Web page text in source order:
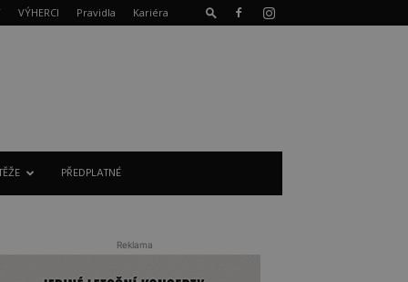
VÝHERCI Pravidla Kariéra
PŘEDPLATNÉ
Reklama